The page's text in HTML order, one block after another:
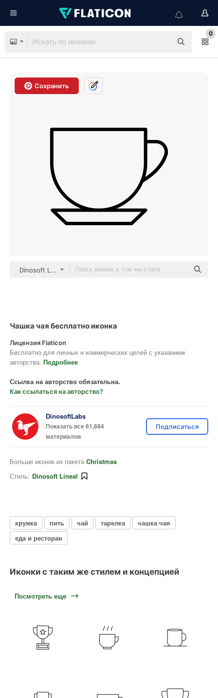
0
Сохранить
Dinosoft Lineal
Чашка чая бесплатно иконка
Лицензия Flaticon
Бесплатно для личных и коммерческих целей с указанием
авторства. Подробнее
Ссылка на авторство обязательна.
Как ссылаться на авторство?
DinosoftLabs
Показать все 61,684
материалов
Подписаться
Больше иконок из пакета Christmas
Стиль: Dinosoft Lineal
кружка пить чай тарелка
чашка чая
еда и ресторан
Иконки с таким же стилем и концепцией
Посмотреть еще